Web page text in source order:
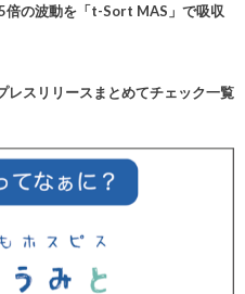
倍の波動を「t-Sort MAS」で吸収
レスリリースまとめてチェック一覧